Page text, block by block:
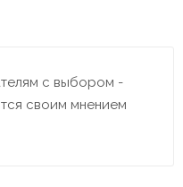
с выбором -
своим мнением